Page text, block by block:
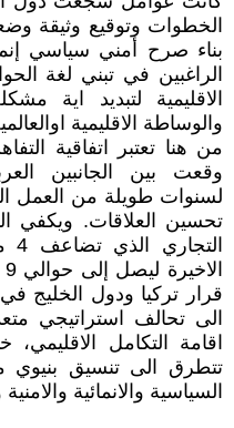
الخطوات وتوقيع وثيقة
بناء صرح أمني سياسي
الراغبين في تبني لغة
الاقليمية لتبديد اية
والوساطة الاقليمية
من هنا تعتبر اتفاقية
وقعت بين الجانبين
لسنوات طويلة من العمل
تحسين العلاقات. ويكفي
قرار تركيا ودول الخليج
الى تحالف استراتيجي
اقامة التكامل الاقليمي،
تتطرق الى تنسيق
السياسية والانمائية